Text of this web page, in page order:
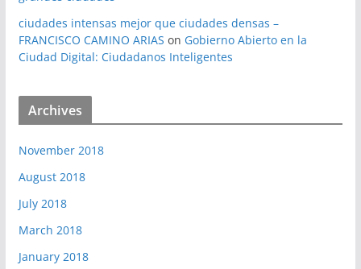
ciudades intensas mejor que ciudades densas –
FRANCISCO CAMINO ARIAS on Gobierno Abierto en la
Ciudad Digital: Ciudadanos Inteligentes
Archives
November 2018
August 2018
July 2018
March 2018
January 2018